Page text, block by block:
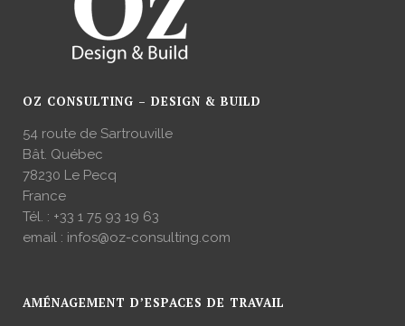
OZ CONSULTING – DESIGN & BUILD
54 route de Sartrouville
Bât. Québec
78230 Le Pecq
France
Tél. : +33 1 75 93 19 63
email : infos@oz-consulting.com
AMÉNAGEMENT D’ESPACES DE TRAVAIL